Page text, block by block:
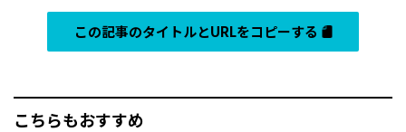
この記事のタイトルとURLをコピーする
こちらもおすすめ